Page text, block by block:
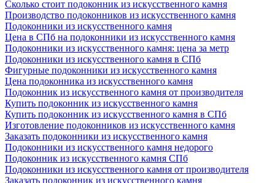
Сколько стоит подоконник из искусственного камня
Производство подоконников из искусственного камня
Подоконники из искусственного камня
Цена в СПб на подоконники из искусственного камня
Подоконники из искусственного камня: цена за метр
Подоконники из искусственного камня в СПб
Фигурные подоконники из искусственного камня
Цена подоконника из искусственного камня
Подоконник из искусственного камня от производителя
Купить подоконник из искусственного камня
Купить подоконник из искусственного камня в СПб
Изготовление подоконников из искусственного камня
Заказать подоконники из искусственного камня
Подоконники из искусственного камня недорого
Подоконник из искусственного камня СПб
Подоконники из искусственного камня от производителя
Заказать подоконник из искусственного камня